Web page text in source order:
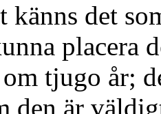
känns det
placera
om tjugo år;
den är